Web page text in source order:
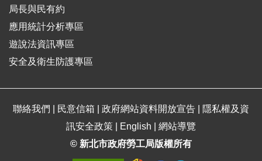
局長與民有約
應用統計分析專區
遊說法資訊專區
安全及衛生防護專區
聯絡我們 民意信箱 政府網站資料開放宣告
隱私權及資
訊安全政策
English
網站導覽
© 新北市政府勞工局版權所有